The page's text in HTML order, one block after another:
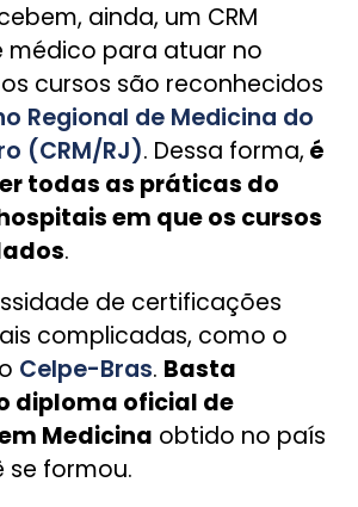
ainda, um CRM
médico para atuar no
cursos são reconhecidos
Regional de Medicina do
(CRM/RJ). Dessa forma, é
todas as práticas do
em que os cursos
.
de certificações
complicadas, como o
Celpe-Bras. Basta
diploma oficial de
Medicina obtido no país
se formou.